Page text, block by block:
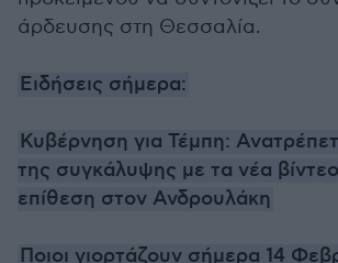
άρδευσης στη Θεσσαλία.
Ειδήσεις σήμερα:
Κυβέρνηση για Τέμπη:
της συγκάλυψης με τα νέα
επίθεση στον Ανδρουλάκη
Ποιοι γιορτάζουν σήμερα 14